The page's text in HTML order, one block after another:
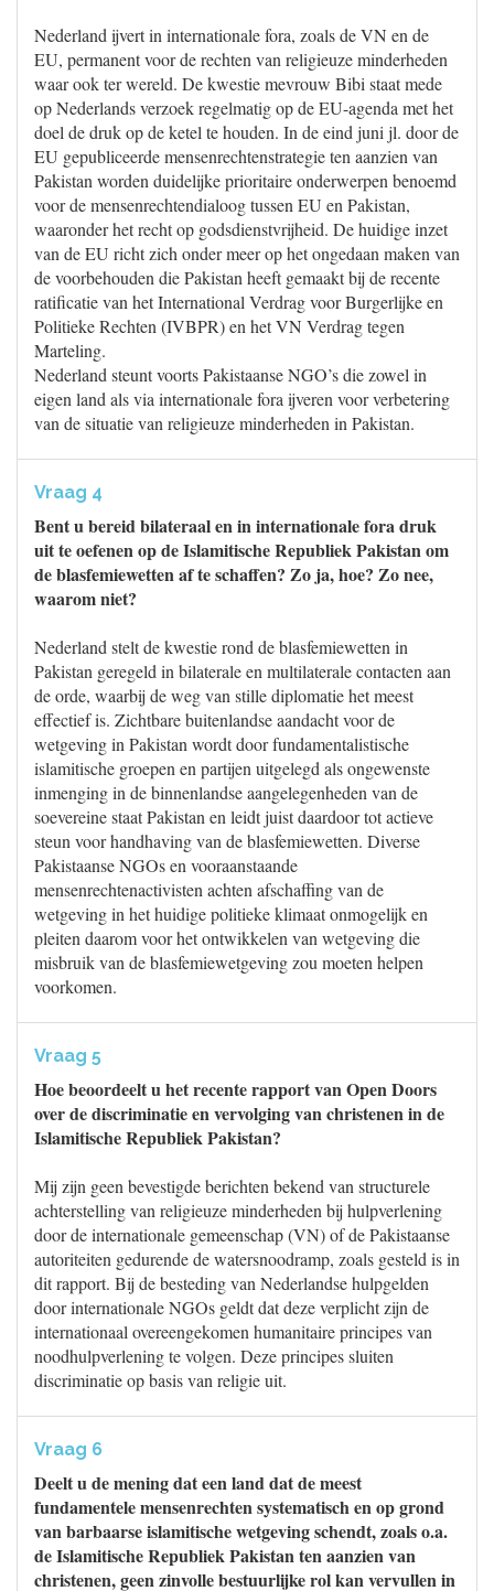
Nederland ijvert in internationale fora, zoals de VN en de
EU, permanent voor de rechten van religieuze minderheden
waar ook ter wereld. De kwestie mevrouw Bibi staat mede
op Nederlands verzoek regelmatig op de EU-agenda met het
doel de druk op de ketel te houden. In de eind juni jl. door de
EU gepubliceerde mensenrechtenstrategie ten aanzien van
Pakistan worden duidelijke prioritaire onderwerpen benoemd
voor de mensenrechtendialoog tussen EU en Pakistan,
waaronder het recht op godsdienstvrijheid. De huidige inzet
van de EU richt zich onder meer op het ongedaan maken van
de voorbehouden die Pakistan heeft gemaakt bij de recente
ratificatie van het International Verdrag voor Burgerlijke en
Politieke Rechten (IVBPR) en het VN Verdrag tegen
Marteling.
Nederland steunt voorts Pakistaanse NGO’s die zowel in
eigen land als via internationale fora ijveren voor verbetering
van de situatie van religieuze minderheden in Pakistan.
Vraag 4
Bent u bereid bilateraal en in internationale fora druk
uit te oefenen op de Islamitische Republiek Pakistan om
de blasfemiewetten af te schaffen? Zo ja, hoe? Zo nee,
waarom niet?
Nederland stelt de kwestie rond de blasfemiewetten in
Pakistan geregeld in bilaterale en multilaterale contacten aan
de orde, waarbij de weg van stille diplomatie het meest
effectief is. Zichtbare buitenlandse aandacht voor de
wetgeving in Pakistan wordt door fundamentalistische
islamitische groepen en partijen uitgelegd als ongewenste
inmenging in de binnenlandse aangelegenheden van de
soevereine staat Pakistan en leidt juist daardoor tot actieve
steun voor handhaving van de blasfemiewetten. Diverse
Pakistaanse NGOs en vooraanstaande
mensenrechtenactivisten achten afschaffing van de
wetgeving in het huidige politieke klimaat onmogelijk en
pleiten daarom voor het ontwikkelen van wetgeving die
misbruik van de blasfemiewetgeving zou moeten helpen
voorkomen.
Vraag 5
Hoe beoordeelt u het recente rapport van Open Doors
over de discriminatie en vervolging van christenen in de
Islamitische Republiek Pakistan?
Mij zijn geen bevestigde berichten bekend van structurele
achterstelling van religieuze minderheden bij hulpverlening
door de internationale gemeenschap (VN) of de Pakistaanse
autoriteiten gedurende de watersnoodramp, zoals gesteld is in
dit rapport. Bij de besteding van Nederlandse hulpgelden
door internationale NGOs geldt dat deze verplicht zijn de
internationaal overeengekomen humanitaire principes van
noodhulpverlening te volgen. Deze principes sluiten
discriminatie op basis van religie uit.
Vraag 6
Deelt u de mening dat een land dat de meest
fundamentele mensenrechten systematisch en op grond
van barbaarse islamitische wetgeving schendt, zoals o.a.
de Islamitische Republiek Pakistan ten aanzien van
christenen, geen zinvolle bestuurlijke rol kan vervullen in